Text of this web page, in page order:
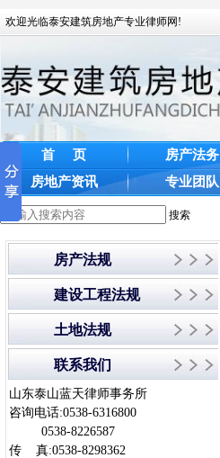
欢迎光临泰安建筑房地产专业律师网!
首 页 房产法务
房地产资讯
专业团队
搜索
房产法规
建设工程法规
土地法规
联系我们
山东泰山蓝天律师事务所
咨询电话:0538-6316800
0538-8226587
传 真:0538-8298362